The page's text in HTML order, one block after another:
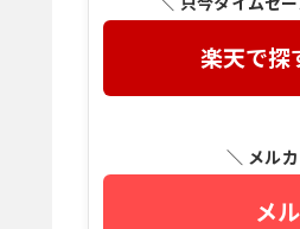
楽天で探
＼ メル
メ